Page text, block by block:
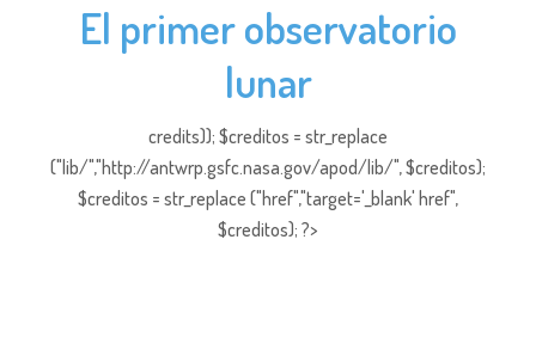
El primer observatorio
lunar
credits)); $creditos = str_replace
("lib/","http://antwrp.gsfc.nasa.gov/apod/lib/", $creditos);
$creditos = str_replace ("href","target='_blank' href",
$creditos); ?>